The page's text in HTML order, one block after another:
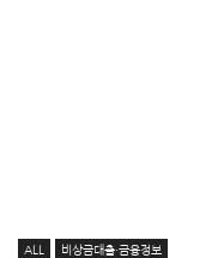
ALL 비상금대출·금융정보